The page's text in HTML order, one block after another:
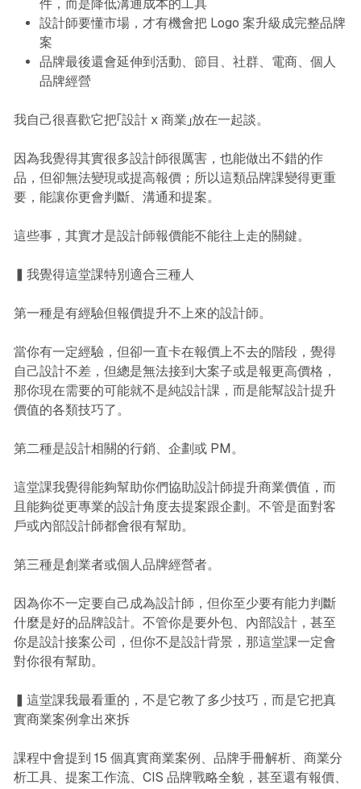
件，而是降低溝通成本的工具
設計師要懂市場，才有機會把 Logo 案升級成完整品牌
案
品牌最後還會延伸到活動、節目、社群、電商、個人
品牌經營
我自己很喜歡它把「設計 x 商業」放在一起談。
因為我覺得其實很多設計師很厲害，也能做出不錯的作
品，但卻無法變現或提高報價；所以這類品牌課變得更重
要，能讓你更會判斷、溝通和提案。
這些事，其實才是設計師報價能不能往上走的關鍵。
▍我覺得這堂課特別適合三種人
第一種是有經驗但報價提升不上來的設計師。
當你有一定經驗，但卻一直卡在報價上不去的階段，覺得
自己設計不差，但總是無法接到大案子或是報更高價格，
那你現在需要的可能就不是純設計課，而是能幫設計提升
價值的各類技巧了。
第二種是設計相關的行銷、企劃或 PM。
這堂課我覺得能夠幫助你們協助設計師提升商業價值，而
且能夠從更專業的設計角度去提案跟企劃。不管是面對客
戶或內部設計師都會很有幫助。
第三種是創業者或個人品牌經營者。
因為你不一定要自己成為設計師，但你至少要有能力判斷
什麼是好的品牌設計。不管你是要外包、內部設計，甚至
你是設計接案公司，但你不是設計背景，那這堂課一定會
對你很有幫助。
▍這堂課我最看重的，不是它教了多少技巧，而是它把真
實商業案例拿出來拆
課程中會提到 15 個真實商業案例、品牌手冊解析、商業分
析工具、提案工作流、CIS 品牌戰略全貌，甚至還有報價、